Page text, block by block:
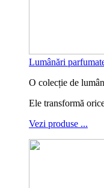
Lumânări
O colecție de
Ele transformă
Vezi produse ...